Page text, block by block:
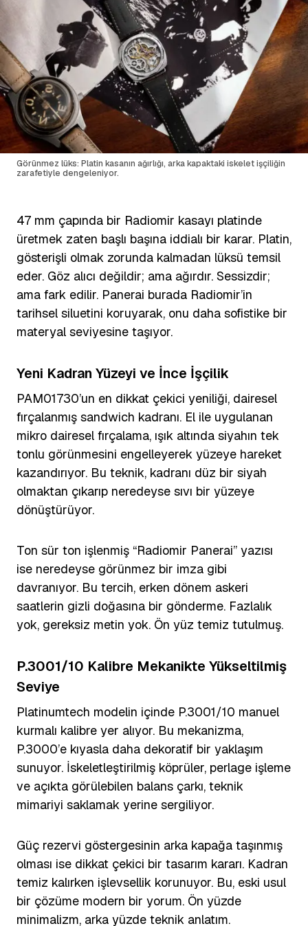
Görünmez lüks: Platin kasanın ağırlığı, arka kapaktaki iskelet işçiliğin
zarafetiyle dengeleniyor.
47 mm çapında bir Radiomir kasayı platinde
üretmek zaten başlı başına iddialı bir karar. Platin,
gösterişli olmak zorunda kalmadan lüksü temsil
eder. Göz alıcı değildir; ama ağırdır. Sessizdir;
ama fark edilir. Panerai burada Radiomir’in
tarihsel siluetini koruyarak, onu daha sofistike bir
materyal seviyesine taşıyor.
Yeni Kadran Yüzeyi ve İnce İşçilik
PAM01730’un en dikkat çekici yeniliği, dairesel
fırçalanmış sandwich kadranı. El ile uygulanan
mikro dairesel fırçalama, ışık altında siyahın tek
tonlu görünmesini engelleyerek yüzeye hareket
kazandırıyor. Bu teknik, kadranı düz bir siyah
olmaktan çıkarıp neredeyse sıvı bir yüzeye
dönüştürüyor.
Ton sür ton işlenmiş “Radiomir Panerai” yazısı
ise neredeyse görünmez bir imza gibi
davranıyor. Bu tercih, erken dönem askeri
saatlerin gizli doğasına bir gönderme. Fazlalık
yok, gereksiz metin yok. Ön yüz temiz tutulmuş.
P.3001/10 Kalibre Mekanikte Yükseltilmiş
Seviye
Platinumtech modelin içinde P.3001/10 manuel
kurmalı kalibre yer alıyor. Bu mekanizma,
P.3000’e kıyasla daha dekoratif bir yaklaşım
sunuyor. İskeletleştirilmiş köprüler, perlage işleme
ve açıkta görülebilen balans çarkı, teknik
mimariyi saklamak yerine sergiliyor.
Güç rezervi göstergesinin arka kapağa taşınmış
olması ise dikkat çekici bir tasarım kararı. Kadran
temiz kalırken işlevsellik korunuyor. Bu, eski usul
bir çözüme modern bir yorum. Ön yüzde
minimalizm, arka yüzde teknik anlatım.